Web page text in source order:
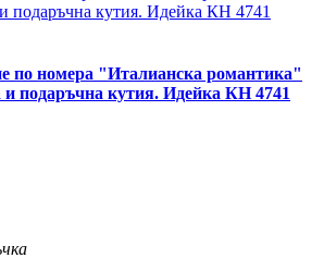
по номера "Италианска романтика"
и подаръчна кутия. Идейка КН 4741